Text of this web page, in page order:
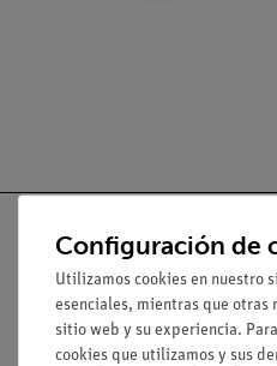
Nach
Configuración de
Utilizamos cookies en nuestro
esenciales, mientras que otras
sitio web y su experiencia.
cookies que utilizamos y sus